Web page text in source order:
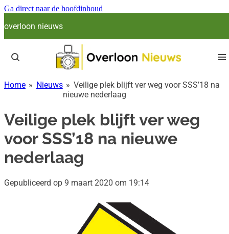
Ga direct naar de hoofdinhoud
overloon nieuws
Home » Nieuws » Veilige plek blijft ver weg voor SSS’18 na
nieuwe nederlaag
Veilige plek blijft ver weg
voor SSS’18 na nieuwe
nederlaag
Gepubliceerd op 9 maart 2020 om 19:14